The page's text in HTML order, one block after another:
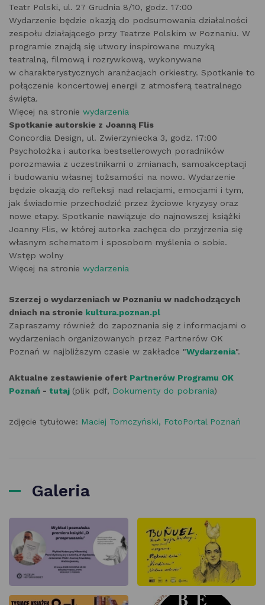
Teatr Polski, ul. 27 Grudnia 8/10, godz. 17:00
Wydarzenie będzie okazją do podsumowania działalności
zespołu działającego przy Teatrze Polskim w Poznaniu. W
programie znajdą się utwory inspirowane muzyką
teatralną, filmową i rozrywkową, wykonywane
w charakterystycznych aranżacjach orkiestry. Spotkanie to
połączenie koncertowej energii z atmosferą teatralnego
święta.
Więcej na stronie wydarzenia
Spotkanie autorskie z Joanną Flis
Concordia Design, ul. Zwierzyniecka 3, godz. 17:00
Psycholożka i autorka bestsellerowych poradników
porozmawia z uczestnikami o zmianach, samoakceptacji
i budowaniu własnej tożsamości na nowo. Wydarzenie
będzie okazją do refleksji nad relacjami, emocjami i tym,
jak świadomie przechodzić przez życiowe kryzysy oraz
nowe etapy. Spotkanie nawiązuje do najnowszej książki
Joanny Flis, w której autorka zachęca do przyjrzenia się
własnym schematom i sposobom myślenia o sobie.
Wstęp wolny
Więcej na stronie wydarzenia
Szerzej o wydarzeniach w Poznaniu w nadchodzących
dniach na stronie kultura.poznan.pl
Zapraszamy również do zapoznania się z informacjami o
wydarzeniach organizowanych przez Partnerów OK
Poznań w najbliższym czasie w zakładce "Wydarzenia".
Aktualne zestawienie ofert Partnerów Programu OK
Poznań - tutaj (plik pdf, Dokumenty do pobrania)
zdjęcie tytułowe: Maciej Tomczyński, FotoPortal Poznań
Galeria